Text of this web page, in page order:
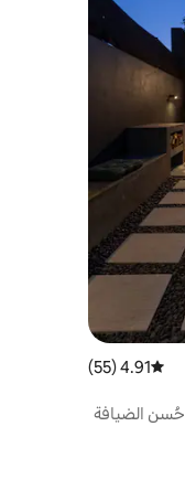
متوسط التقييم 4.91 من 5، 55 مراجعات
4.91 (55)
حُسن الضيافة